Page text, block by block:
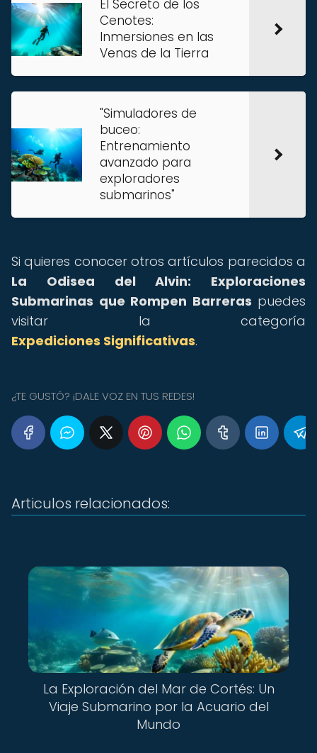
El Secreto de los
Cenotes:
Inmersiones en las
Venas de la Tierra
"Simuladores de
buceo:
Entrenamiento
avanzado para
exploradores
submarinos"
Si quieres conocer otros artículos parecidos a
La Odisea del Alvin: Exploraciones
Submarinas que Rompen Barreras puedes
visitar la categoría
Expediciones Significativas.
¿TE GUSTÓ? ¡DALE VOZ EN TUS REDES!
Articulos relacionados:
La Exploración del Mar de Cortés: Un
Viaje Submarino por la Acuario del
Mundo